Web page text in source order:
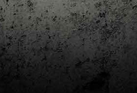
Saló del Còmic de tota la vida).
anual i diumenge hi tornaré, aquest cop per
en Comicologia: Els llibres de teoria i divulgació
podcast, a les 16 h, a la sala còmic 6, molt ben
Els llibres de teoria i divulgació del còmic en els